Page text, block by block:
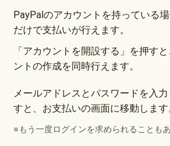
PayPalのアカウントを持っている
だけで支払いが行えます。
「アカウントを開設する」を押す
ントの作成を同時行えます。
メールアドレスとパスワードを入
すと、お支払いの画面に移動します
※もう一度ログインを求められることもあ